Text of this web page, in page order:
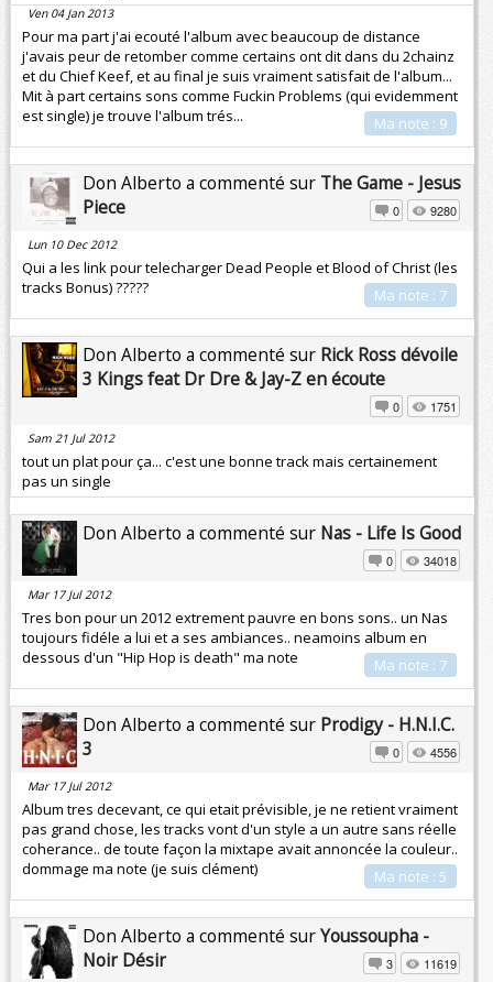
Ven 04 Jan 2013
Pour ma part j'ai ecouté l'album avec beaucoup de distance
j'avais peur de retomber comme certains ont dit dans du 2chainz
et du Chief Keef, et au final je suis vraiment satisfait de l'album...
Mit à part certains sons comme Fuckin Problems (qui evidemment
est single) je trouve l'album trés...
Ma note : 9
Don Alberto a commenté sur The Game - Jesus
Piece
0 9280
Lun 10 Dec 2012
Qui a les link pour telecharger Dead People et Blood of Christ (les
tracks Bonus) ?????
Ma note : 7
Don Alberto a commenté sur Rick Ross dévoile
3 Kings feat Dr Dre & Jay-Z en écoute
0 1751
Sam 21 Jul 2012
tout un plat pour ça... c'est une bonne track mais certainement
pas un single
Don Alberto a commenté sur Nas - Life Is Good
0 34018
Mar 17 Jul 2012
Tres bon pour un 2012 extrement pauvre en bons sons.. un Nas
toujours fidéle a lui et a ses ambiances.. neamoins album en
dessous d'un "Hip Hop is death" ma note
Ma note : 7
Don Alberto a commenté sur Prodigy - H.N.I.C.
3
0 4556
Mar 17 Jul 2012
Album tres decevant, ce qui etait prévisible, je ne retient vraiment
pas grand chose, les tracks vont d'un style a un autre sans réelle
coherance.. de toute façon la mixtape avait annoncée la couleur..
dommage ma note (je suis clément)
Ma note : 5
Don Alberto a commenté surYoussoupha -
Noir Désir
3 11619